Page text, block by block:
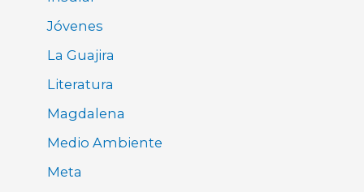
Jóvenes
La Guajira
Literatura
Magdalena
Medio Ambiente
Meta